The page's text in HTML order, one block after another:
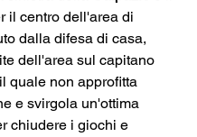
il centro dell'area di
dalla difesa di casa,
dell'area sul capitano
quale non approfitta
e svirgola un'ottima
chiudere i giochi e